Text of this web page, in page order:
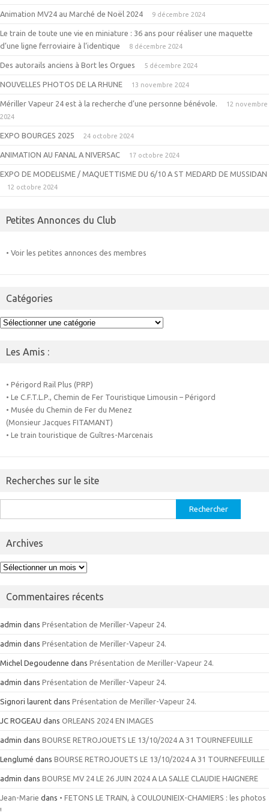
Animation MV24 au Marché de Noël 2024 9 décembre 2024
Le train de toute une vie en miniature : 36 ans pour réaliser une maquette
d’une ligne ferroviaire à l’identique
8 décembre 2024
Des autorails anciens à Bort les Orgues 5 décembre 2024
NOUVELLES PHOTOS DE LA RHUNE 13 novembre 2024
Mériller Vapeur 24 est à la recherche d’une personne bénévole.
12 novembre
2024
EXPO BOURGES 2025 24 octobre 2024
ANIMATION AU FANAL A NIVERSAC 17 octobre 2024
EXPO DE MODELISME / MAQUETTISME DU 6/10 A ST MEDARD DE MUSSIDAN
12 octobre 2024
Petites Annonces du Club
• Voir les petites annonces des membres
Catégories
Catégories
Les Amis :
• Périgord Rail Plus (PRP)
• Le C.F.T.L.P., Chemin de Fer Touristique Limousin – Périgord
• Musée du Chemin de Fer du Menez
(Monsieur Jacques FITAMANT)
• Le train touristique de Guîtres-Marcenais
Recherches sur le site
Archives
Archives
Commentaires récents
admin dans Présentation de Meriller-Vapeur 24.
admin dans Présentation de Meriller-Vapeur 24.
Michel Degoudenne dans Présentation de Meriller-Vapeur 24.
admin dans Présentation de Meriller-Vapeur 24.
Signori laurent dans Présentation de Meriller-Vapeur 24.
JC ROGEAU dans ORLEANS 2024 EN IMAGES
admin dans BOURSE RETROJOUETS LE 13/10/2024 A 31 TOURNEFEUILLE
Lenglumé dans BOURSE RETROJOUETS LE 13/10/2024 A 31 TOURNEFEUILLE
admin dans BOURSE MV 24 LE 26 JUIN 2024 A LA SALLE CLAUDIE HAIGNERE
Jean-Marie dans • FETONS LE TRAIN, à COULOUNIEIX-CHAMIERS : les photos
!